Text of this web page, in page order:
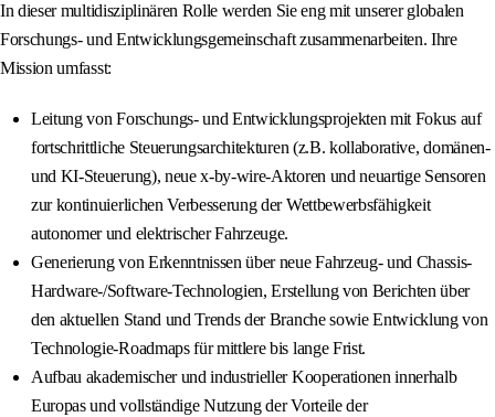
In dieser multidisziplinären Rolle werden Sie eng mit unserer globalen
Forschungs- und Entwicklungsgemeinschaft zusammenarbeiten. Ihre
Mission umfasst:
Leitung von Forschungs- und Entwicklungsprojekten mit Fokus auf
fortschrittliche Steuerungsarchitekturen (z.B. kollaborative, domänen-
und KI-Steuerung), neue x-by-wire-Aktoren und neuartige Sensoren
zur kontinuierlichen Verbesserung der Wettbewerbsfähigkeit
autonomer und elektrischer Fahrzeuge.
Generierung von Erkenntnissen über neue Fahrzeug- und Chassis-
Hardware-/Software-Technologien, Erstellung von Berichten über
den aktuellen Stand und Trends der Branche sowie Entwicklung von
Technologie-Roadmaps für mittlere bis lange Frist.
Aufbau akademischer und industrieller Kooperationen innerhalb
Europas und vollständige Nutzung der Vorteile der